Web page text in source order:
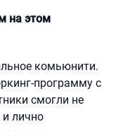
на этом
комьюнити.
программу с
смогли не
и лично